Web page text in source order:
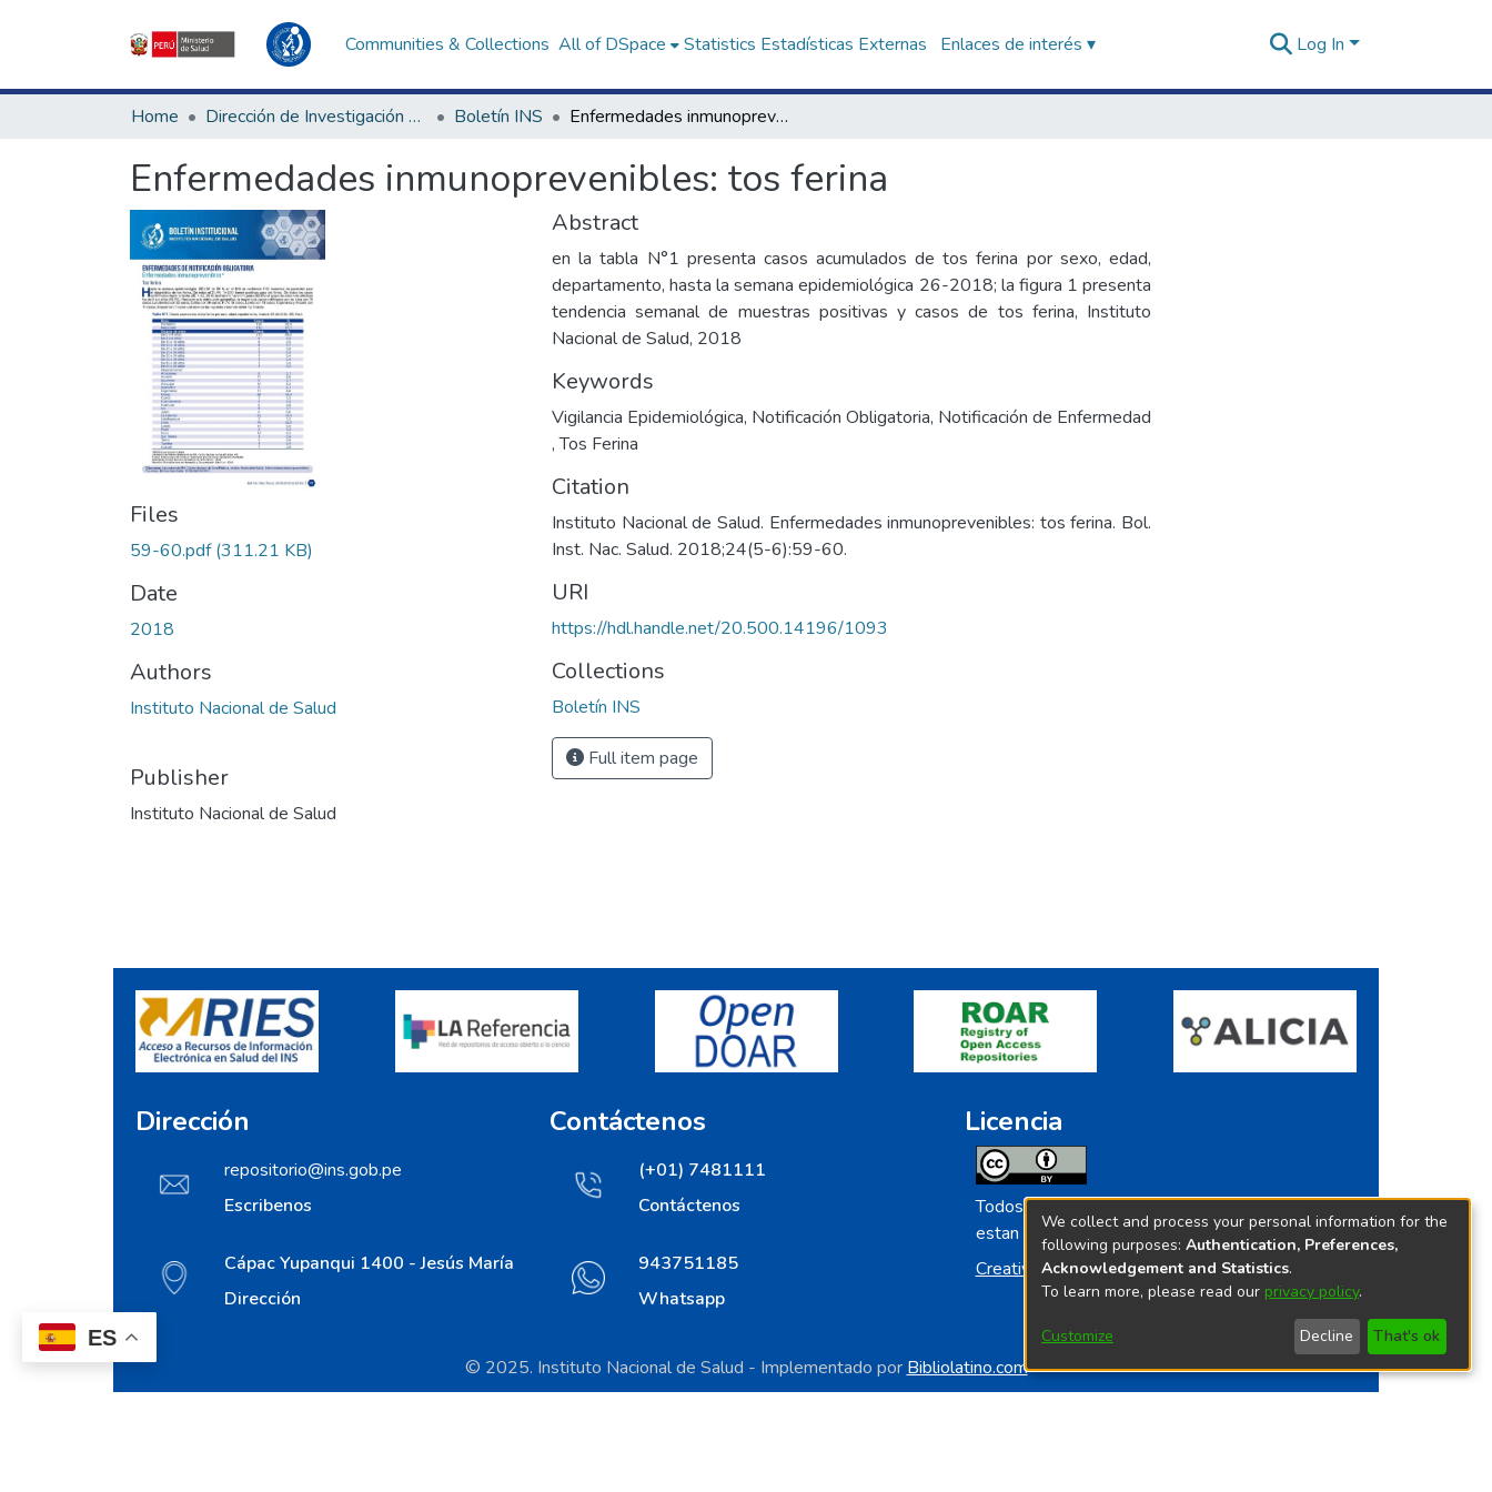
ES
Communities & Collections All of DSpace Statistics Estadísticas Externas Enlaces de interés ▾ Log In
Home Dirección de Investigación e Innovación en Salud Boletín INS Enfermedades inmunoprevenibles: tos ferina
Enfermedades inmunoprevenibles: tos ferina
Files
59-60.pdf(311.21 KB)
Date
2018
Authors
Instituto Nacional de Salud
Publisher
Instituto Nacional de Salud
Abstract
en la tabla N°1 presenta casos acumulados de tos ferina por sexo, edad,
departamento, hasta la semana epidemiológica 26-2018; la figura 1 presenta
tendencia semanal de muestras positivas y casos de tos ferina, Instituto
Nacional de Salud, 2018
Keywords
Vigilancia Epidemiológica, Notificación Obligatoria, Notificación de Enfermedad
,Tos Ferina
Citation
Instituto Nacional de Salud. Enfermedades inmunoprevenibles: tos ferina. Bol.
Inst. Nac. Salud. 2018;24(5-6):59-60.
URI
https://hdl.handle.net/20.500.14196/1093
Collections
Boletín INS
Full item page
Dirección
repositorio@ins.gob.pe
Escribenos
Cápac Yupanqui 1400 - Jesús María
Dirección
Contáctenos
(+01) 7481111
Contáctenos
943751185
Whatsapp
Licencia
Todos los contenidos de repositorio.ins.gob.pe
estan licenciados bajo
Creative Commoms License
© 2025. Instituto Nacional de Salud - Implementado por Bibliolatino.com
We collect and process your personal information for the
following purposes: Authentication, Preferences,
Acknowledgement and Statistics.
To learn more, please read our privacy policy.
Customize Decline That's ok